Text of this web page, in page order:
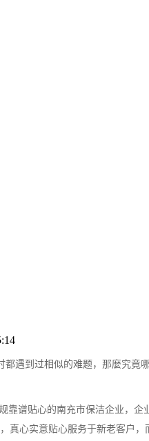
遇到过相似的难题，那麼究
靠谱贴心的南充市保洁企业，
真心实意贴心服务于新老客户